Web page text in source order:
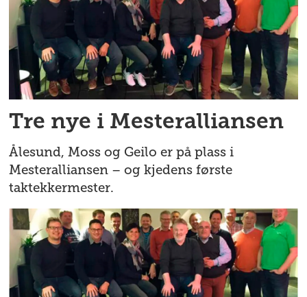
Tre nye i Mesteralliansen
Ålesund, Moss og Geilo er på plass i
Mesteralliansen – og kjedens første
taktekkermester.